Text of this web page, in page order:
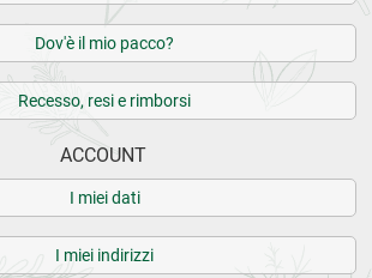
Dov'è il mio pacco?
Recesso, resi e rimborsi
ACCOUNT
I miei dati
I miei indirizzi